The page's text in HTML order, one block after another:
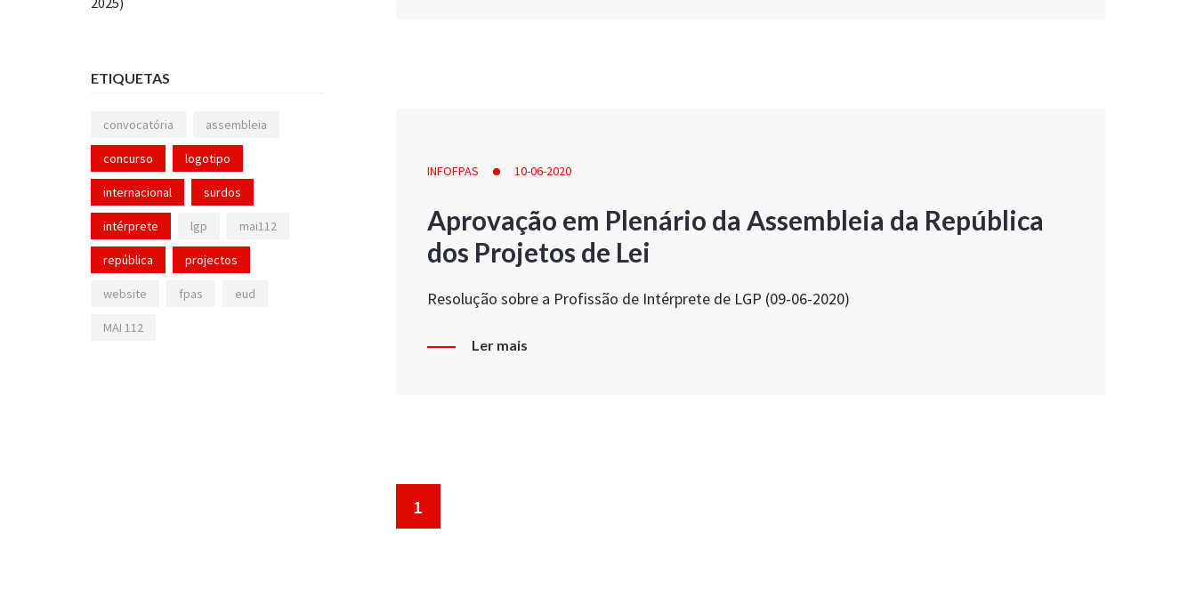
INFOFPAS 10-06-2020
Aprovação em Plenário da Assembleia da República
dos Projetos de Lei
Resolução sobre a Profissão de Intérprete de LGP (09-06-2020)
Ler mais
1
ETIQUETAS
convocatória assembleia
concurso logotipo
internacional surdos
intérprete lgp mai112
república projectos
website fpas eud
MAI 112